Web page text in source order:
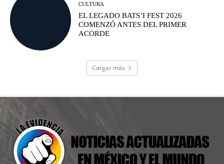
CULTURA
EL LEGADO BATS’I FEST 2026
COMENZÓ ANTES DEL PRIMER
ACORDE
Cargar más